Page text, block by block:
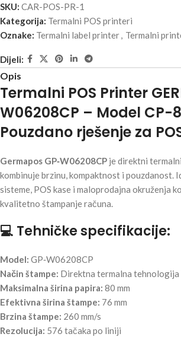
SKU: CAR-POS-PR-1
Kategorija: Termalni POS printeri
Oznake: Termalni label printer, Termalni
Dijeli:
Opis
Termalni POS Printer
W06208CP – Model CP-
Pouzdano rješenje za
Germapos GP‑W06208CP je direktni
kombinuje brzinu, kompaktnost i pouzdanost.
sisteme, POS kase i maloprodajna okruženja
kvalitetno štampanje računa.
💻 Tehničke specifikacije:
Model: GP‑W06208CP
Način štampe: Direktna termalna tehnologija
Maksimalna širina papira: 80 mm
Efektivna širina štampe: 76 mm
Brzina štampe: 260 mm/s
Rezolucija: 576 tačaka po liniji